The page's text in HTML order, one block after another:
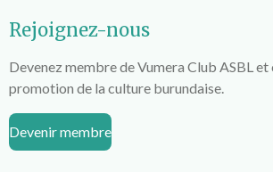
Rejoignez-nous
Devenez membre de Vumera Club ASBL
promotion de la culture burundaise.
Devenir membre